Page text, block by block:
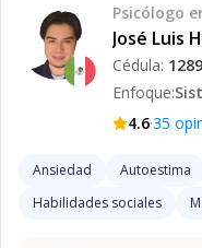
Psicólogo
José Luis
Cédula:
Enfoque:
4.6·35
Ansiedad Autoestima
Habilidades sociales